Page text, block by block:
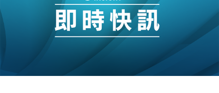
國際｜特朗普赴洛杉磯高球場活動前 男子攜槍彈被捕
12:30
財經｜香港7月PMI回落至51 企業擴張放慢兼縮減人
財經｜黑石傳再籌逾360億美元 支援Anthropic租用